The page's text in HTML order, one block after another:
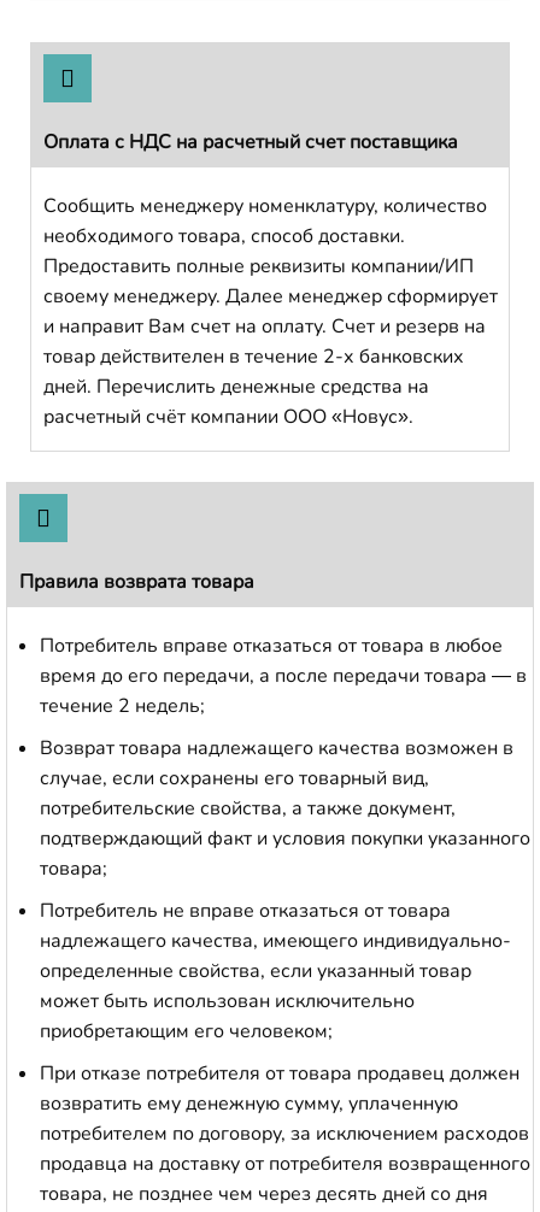
Оплата с НДС на расчетный счет поставщика
Сообщить менеджеру номенклатуру, количество
необходимого товара, способ доставки.
Предоставить полные реквизиты компании/ИП
своему менеджеру. Далее менеджер сформирует
и направит Вам счет на оплату. Счет и резерв на
товар действителен в течение 2-х банковских
дней. Перечислить денежные средства на
расчетный счёт компании ООО «Новус».
Правила возврата товара
Потребитель вправе отказаться от товара в любое
время до его передачи, а после передачи товара — в
течение 2 недель;
Возврат товара надлежащего качества возможен в
случае, если сохранены его товарный вид,
потребительские свойства, а также документ,
подтверждающий факт и условия покупки указанного
товара;
Потребитель не вправе отказаться от товара
надлежащего качества, имеющего индивидуально-
определенные свойства, если указанный товар
может быть использован исключительно
приобретающим его человеком;
При отказе потребителя от товара продавец должен
возвратить ему денежную сумму, уплаченную
потребителем по договору, за исключением расходов
продавца на доставку от потребителя возвращенного
товара, не позднее чем через десять дней со дня